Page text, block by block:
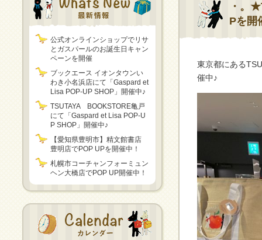
公式オンラインショップでリサ
とガスパールのお誕生日キャン
ペーンを開催
ブックエース イオンタウンい
わき小名浜店にて「Gaspard et
Lisa POP-UP SHOP」開催中♪
TSUTAYA BOOKSTORE亀戸
にて「Gaspard et Lisa POP-U
P SHOP」開催中♪
【愛知県豊明市】精文館書店
豊明店でPOP UPを開催中！
札幌市コーチャンフォーミュン
ヘン大橋店でPOP UP開催中！
・。
Pを開
東京都にある
催中♪